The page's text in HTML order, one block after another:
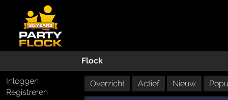
Flock
Inloggen
Registreren
Overzicht Actief Nieuw